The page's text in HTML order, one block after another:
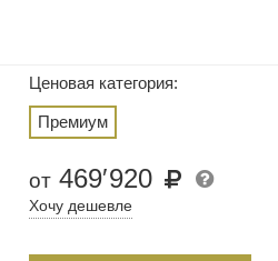
Ценовая категория:
Премиум
от 469′920
Хочу дешевле